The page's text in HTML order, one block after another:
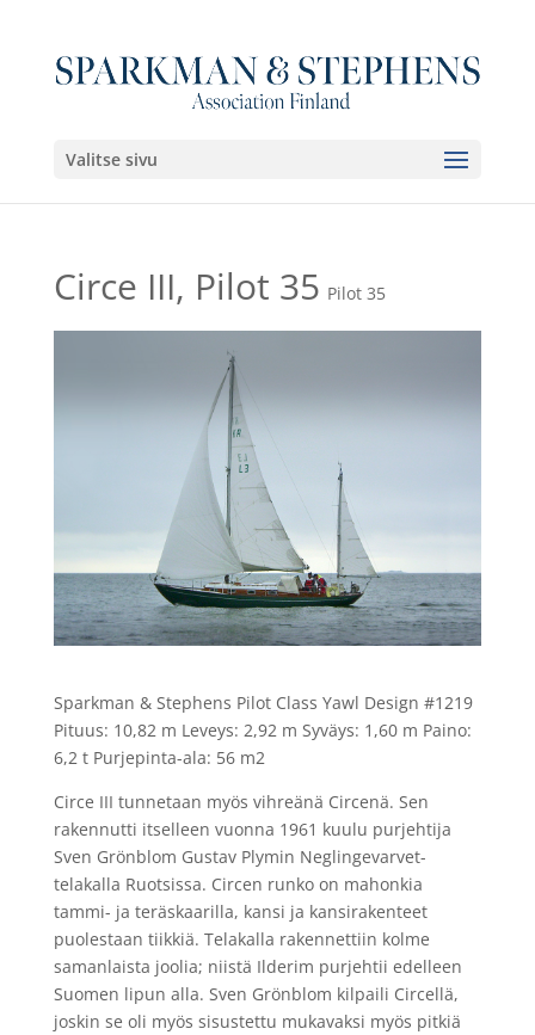
Valitse sivu
Circe III, Pilot 35 Pilot 35
Sparkman & Stephens Pilot Class Yawl Design #1219
Pituus: 10,82 m Leveys: 2,92 m Syväys: 1,60 m Paino:
6,2 t Purjepinta-ala: 56 m2
Circe III tunnetaan myös vihreänä Circenä. Sen
rakennutti itselleen vuonna 1961 kuulu purjehtija
Sven Grönblom Gustav Plymin Neglingevarvet-
telakalla Ruotsissa. Circen runko on mahonkia
tammi- ja teräskaarilla, kansi ja kansirakenteet
puolestaan tiikkiä. Telakalla rakennettiin kolme
samanlaista joolia; niistä Ilderim purjehtii edelleen
Suomen lipun alla. Sven Grönblom kilpaili Circellä,
joskin se oli myös sisustettu mukavaksi myös pitkiä